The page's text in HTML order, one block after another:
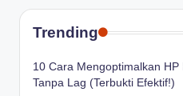
Trending
10 Cara Mengoptimalkan
Tanpa Lag (Terbukti Efektif!)